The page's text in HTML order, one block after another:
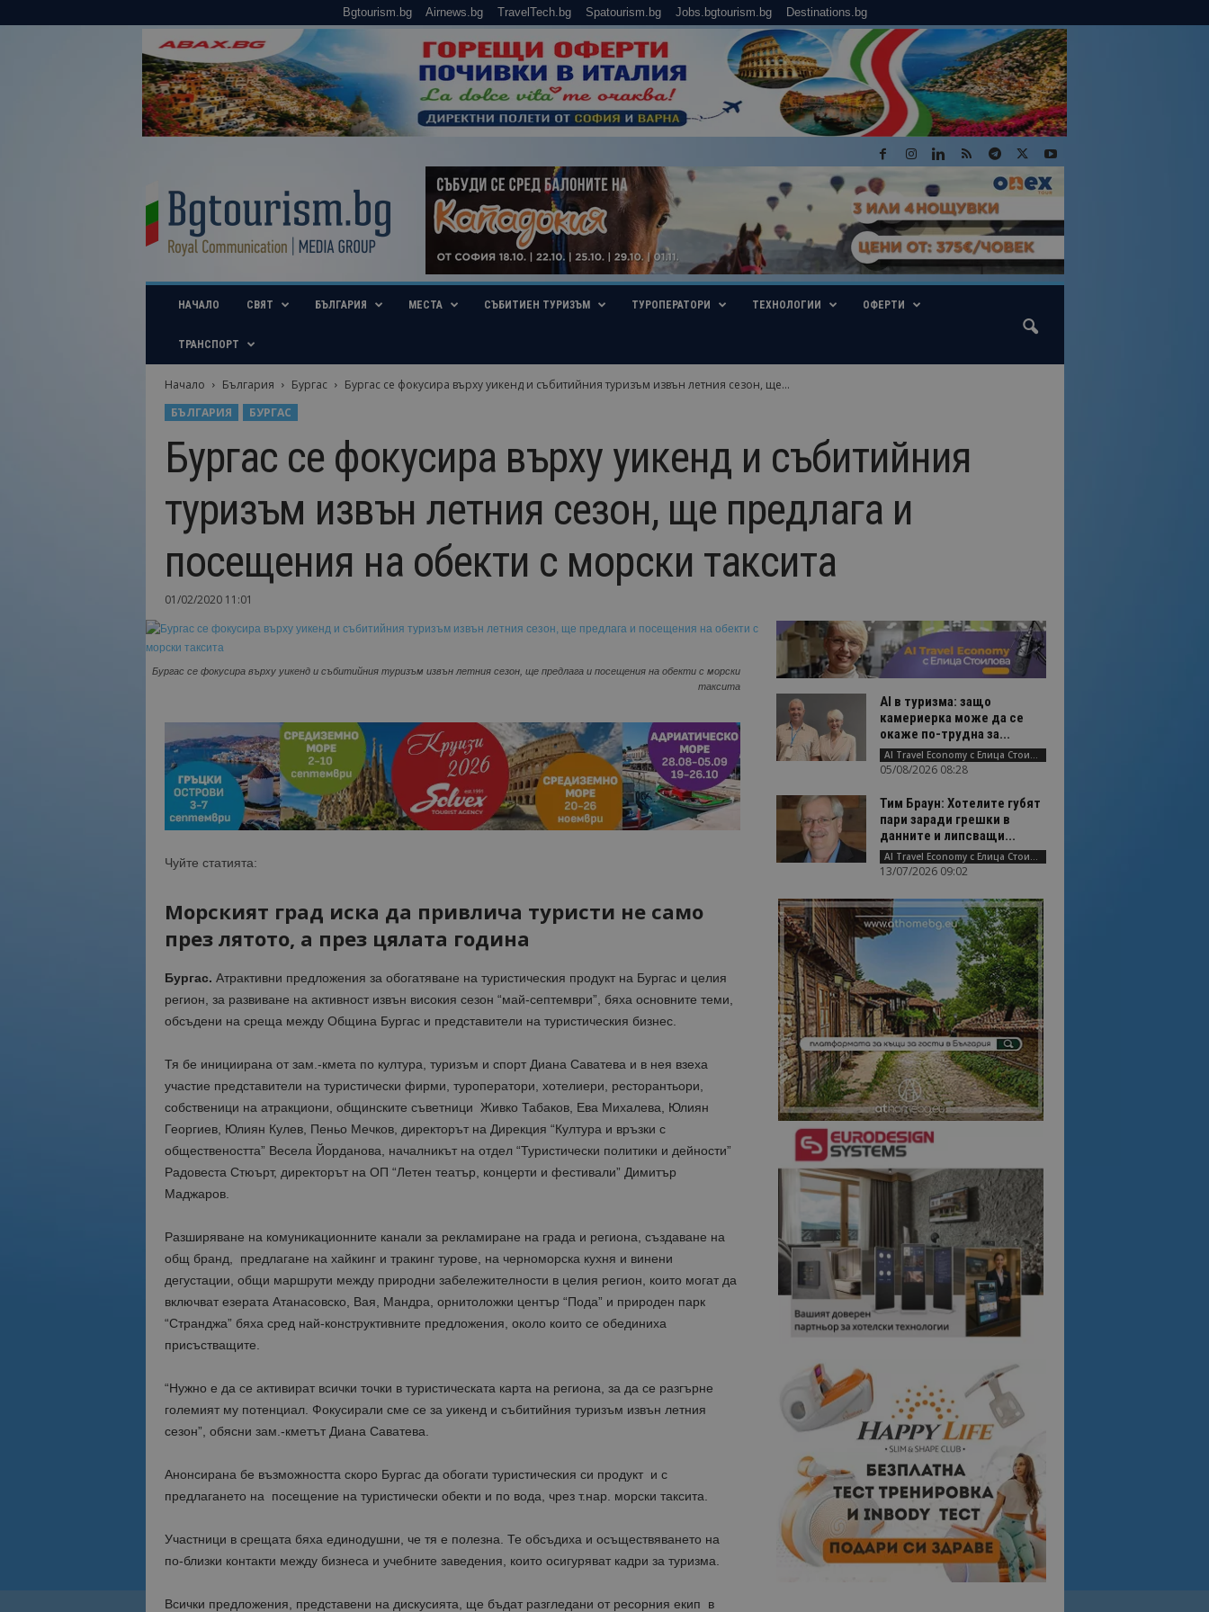
Bgtourism.bg Airnews.bg TravelTech.bg Spatourism.bg Jobs.bgtourism.bg Destinations.bg
u
i
b
о
т
НАЧАЛО СВЯТ БЪЛГАРИЯ МЕСТА СЪБИТИЕН ТУРИЗЪМ ТУРОПЕРАТОРИ ТЕХНОЛОГИИ ОФЕРТИ
ТРАНСПОРТ
Начало България Бургас
Бургас се фокусира върху уикенд и събитийния туризъм извън летния сезон, ще...
БЪЛГАРИЯ
БУРГАС
Бургас се фокусира върху уикенд и събитийния
туризъм извън летния сезон, ще предлага и
посещения на обекти с морски таксита
01/02/2020 11:01
Бургас се фокусира върху уикенд и събитийния туризъм извън летния сезон, ще предлага и посещения на обекти с морски
таксита
Чуйте статията:
Морският град иска да привлича туристи не само
през лятото, а през цялата година
Бургас. Атрактивни предложения за обогатяване на туристическия продукт на Бургас и целия
регион, за развиване на активност извън високия сезон “май-септември”, бяха основните теми,
обсъдени на среща между Община Бургас и представители на туристическия бизнес.
Тя бе инициирана от зам.-кмета по култура, туризъм и спорт Диана Саватева и в нея взеха
участие представители на туристически фирми, туроператори, хотелиери, ресторантьори,
собственици на атракциони, общинските съветници Живко Табаков, Ева Михалева, Юлиян
Георгиев, Юлиян Кулев, Пеньо Мечков, директорът на Дирекция “Култура и връзки с
обществеността” Весела Йорданова, началникът на отдел “Туристически политики и дейности”
Радовеста Стюърт, директорът на ОП “Летен театър, концерти и фестивали” Димитър
Маджаров.
Разширяване на комуникационните канали за рекламиране на града и региона, създаване на
общ бранд, предлагане на хайкинг и тракинг турове, на черноморска кухня и винени
дегустации, общи маршрути между природни забележителности в целия регион, които могат да
включват езерата Атанасовско, Вая, Мандра, орнитоложки център “Пода” и природен парк
“Странджа” бяха сред най-конструктивните предложения, около които се обединиха
присъстващите.
“Нужно е да се активират всички точки в туристическата карта на региона, за да се разгърне
големият му потенциал. Фокусирали сме се за уикенд и събитийния туризъм извън летния
сезон”, обясни зам.-кметът Диана Саватева.
Анонсирана бе възможността скоро Бургас да обогати туристическия си продукт и с
предлагането на посещение на туристически обекти и по вода, чрез т.нар. морски таксита.
Участници в срещата бяха единодушни, че тя е полезна. Те обсъдиха и осъществяването на
по-близки контакти между бизнеса и учебните заведения, които осигуряват кадри за туризма.
Всички предложения, представени на дискусията, ще бъдат разгледани от ресорния екип в
AI в туризма: защо
камериерка може да се
окаже по-трудна за...
AI Travel Economy с Елица Стоилова
05/08/2026 08:28
Тим Браун: Хотелите губят
пари заради грешки в
данните и липсващи...
AI Travel Economy с Елица Стоилова
13/07/2026 09:02